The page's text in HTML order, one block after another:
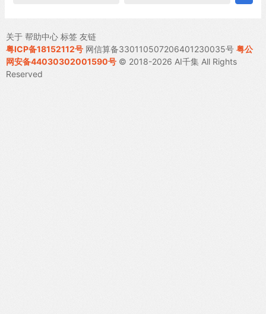
关于 帮助中心 标签 友链
粤ICP备18152112号 网信算备330110507206401230035号 粤公
网安备44030302001590号 © 2018-2026 AI千集 All Rights
Reserved